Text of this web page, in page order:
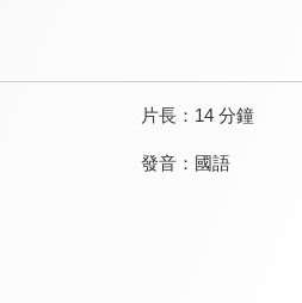
片長： 14 分鐘
發音： 國語